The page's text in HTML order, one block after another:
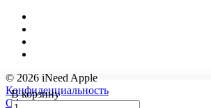
В корзину
© 2026 iNeed Apple
Конфиденциальность
Оферта